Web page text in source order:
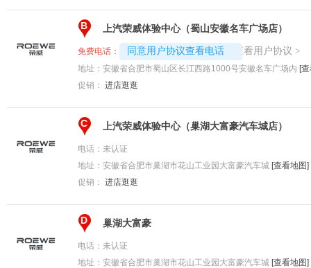
B 上汽荣威体验中心（蜀山安徽名车广场店）
免费电话： 同意用户协议查看电话
4008194313-6551 查看用户协议 >
地址： 安徽省合肥市蜀山区长江西路1000号安徽名车广场内 [
促销： 进店逛逛
C 上汽荣威体验中心（巢湖大富豪汽车城店）
电话： 未认证
地址： 安徽省合肥市巢湖市花山工业园大富豪汽车城 [查看地图]
促销： 进店逛逛
D 巢湖大富豪
电话： 未认证
地址： 安徽省合肥市巢湖市花山工业园大富豪汽车城 [查看地图]